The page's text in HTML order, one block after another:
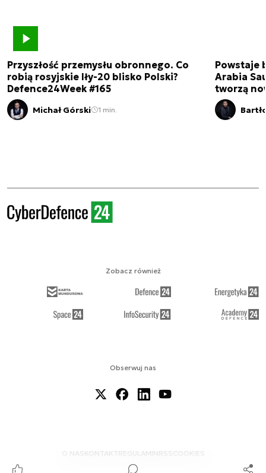
Przyszłość przemysłu obronnego. Co
robią rosyjskie Iły-20 blisko Polski?
Defence24Week #165
Michał Górski 1 min.
Powstaje
Arabia
tworzą
Obserwuj nas
O NAS KONTAKTREGULAMINRSS COOKIES
Zobacz również